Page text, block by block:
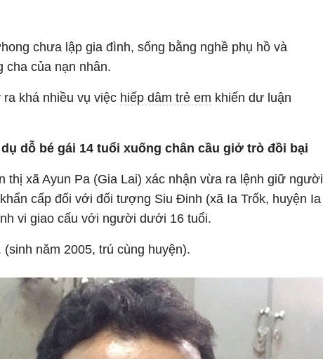
chưa lập gia đình, sống bằng nghề phụ hồ và
cha của nạn nhân.
khá nhiều vụ việc hiếp dâm trẻ em khiến dư luận
dỗ bé gái 14 tuổi xuống chân cầu giở trò đồi bại
thị xã Ayun Pa (Gia Lai) xác nhận vừa ra lệnh giữ người
cấp đối với đối tượng Siu Đinh (xã Ia Trốk, huyện Ia
vi giao cấu với người dưới 16 tuổi.
(sinh năm 2005, trú cùng huyện).